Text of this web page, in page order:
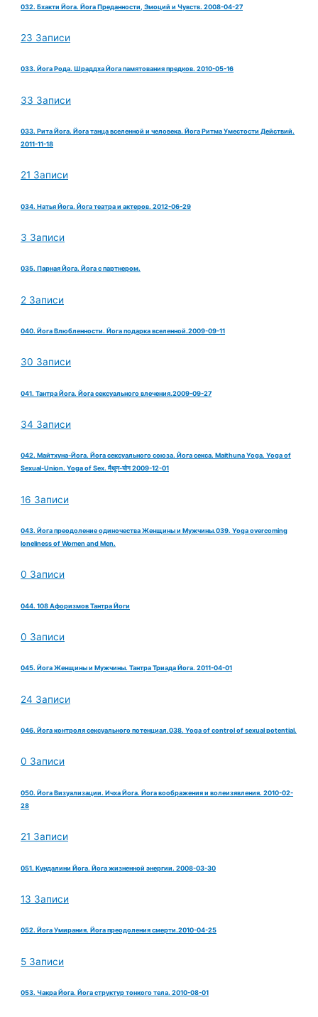
032. Бхакти Йога. Йога Преданности, Эмоций и Чувств. 2008-04-27
23 Записи
033. Йога Рода. Шраддха Йога памятования предков. 2010-05-16
33 Записи
033. Рита Йога. Йога танца вселенной и человека. Йога Ритма Уместости Действий.
2011-11-18
21 Записи
034. Натья Йога. Йога театра и актеров. 2012-06-29
3 Записи
035. Парная Йога. Йога с партнером.
2 Записи
040. Йога Влюбленности. Йога подарка вселенной.2009-09-11
30 Записи
041. Тантра Йога. Йога сексуального влечения.2009-09-27
34 Записи
042. Майтхуна-Йога. Йога сексуального союза. Йога секса. Maithuna Yoga. Yoga of
Sexual-Union. Yoga of Sex. मैथुन-योग 2009-12-01
16 Записи
043. Йога преодоление одиночества Женщины и Мужчины.039. Yoga overcoming
loneliness of Women and Men.
0 Записи
044. 108 Афоризмов Тантра Йоги
0 Записи
045. Йога Женщины и Мужчины. Тантра Триада Йога. 2011-04-01
24 Записи
046. Йога контроля сексуального потенциал.038. Yoga of control of sexual potential.
0 Записи
050. Йога Визуализации. Ичха Йога. Йога воображения и волеизявления. 2010-02-
28
21 Записи
051. Кундалини Йога. Йога жизненной энергии. 2008-03-30
13 Записи
052. Йога Умирания. Йога преодоления смерти.2010-04-25
5 Записи
053. Чакра Йога. Йога структур тонкого тела. 2010-08-01